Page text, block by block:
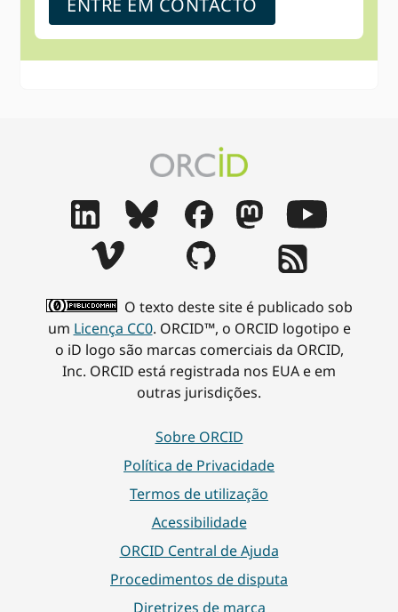
ENTRE EM CONTACTO
O texto deste site é publicado sob
um Licença CC0. ORCID™, o ORCID logotipo e
o iD logo são marcas comerciais da ORCID,
Inc. ORCID está registrada nos EUA e em
outras jurisdições.
Sobre ORCID
Política de Privacidade
Termos de utilização
Acessibilidade
ORCID Central de Ajuda
Procedimentos de disputa
Diretrizes de marca